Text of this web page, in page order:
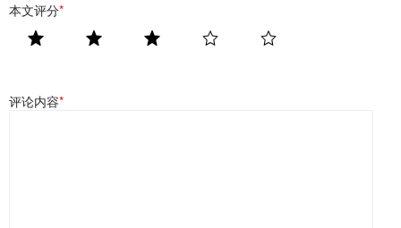
本文评分*
评论内容*